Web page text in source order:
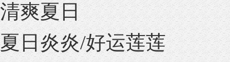
清爽夏日
夏日炎炎/好运莲莲